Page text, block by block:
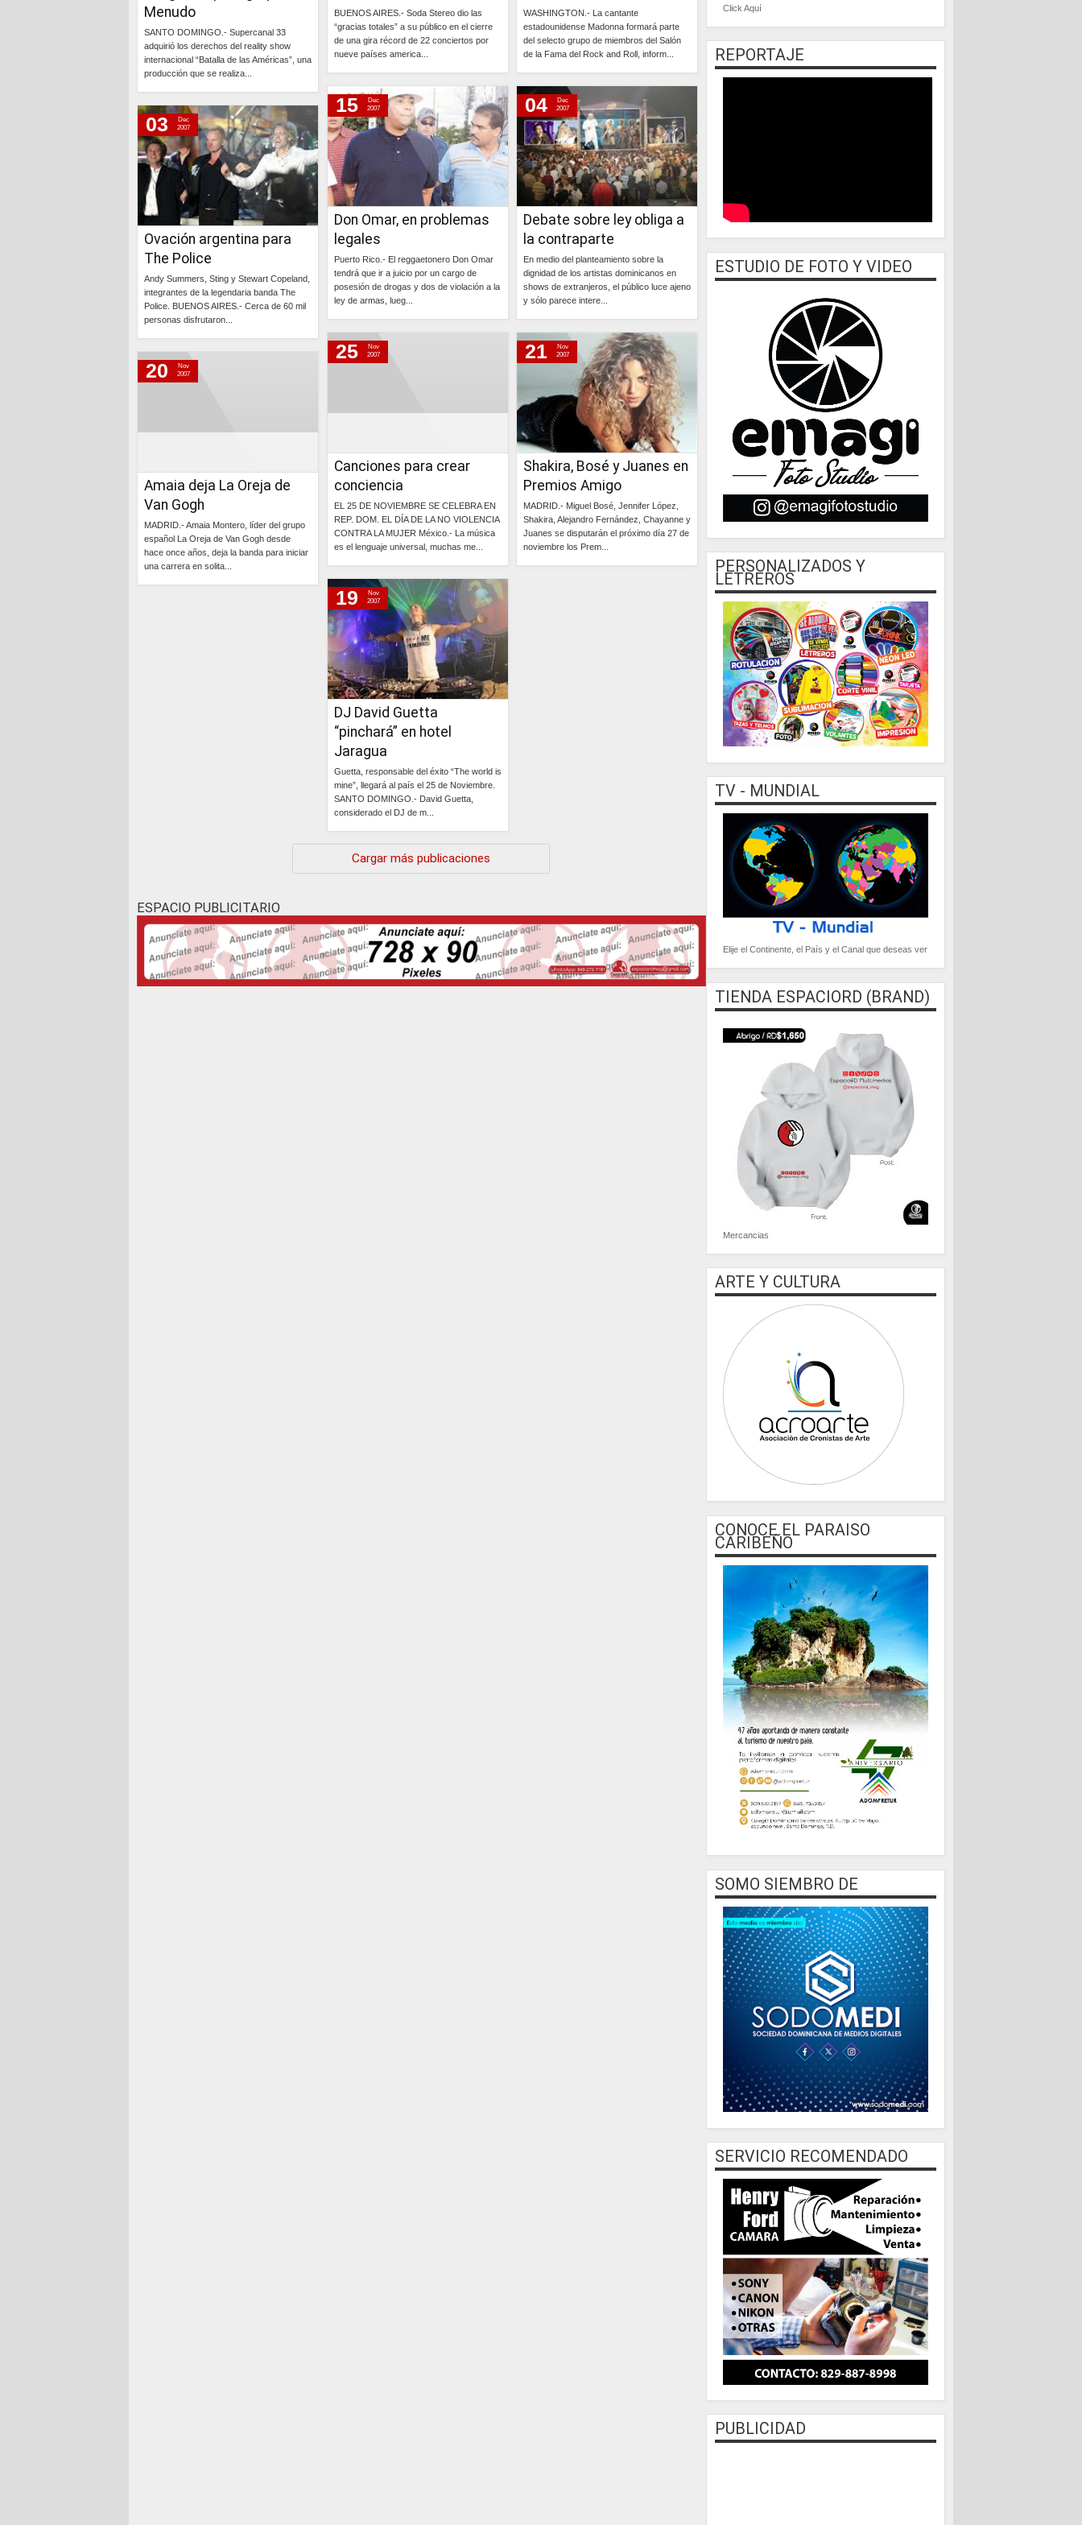
Menudo
SANTO DOMINGO.- Supercanal 33
adquirió los derechos del reality show
internacional “Batalla de las Américas”, una
producción que se realiza...
BUENOS AIRES.- Soda Stereo dio las
“gracias totales” a su público en el cierre
de una gira récord de 22 conciertos por
nueve países america...
WASHINGTON.- La cantante
estadounidense Madonna formará parte
del selecto grupo de miembros del Salón
de la Fama del Rock and Roll, inform...
Don Omar, en problemas
legales
Puerto Rico.- El reggaetonero Don Omar
tendrá que ir a juicio por un cargo de
posesión de drogas y dos de violación a la
ley de armas, lueg...
15
Dec
2007
Debate sobre ley obliga a
la contraparte
En medio del planteamiento sobre la
dignidad de los artistas dominicanos en
shows de extranjeros, el público luce ajeno
y sólo parece intere...
04
Dec
2007
Ovación argentina para
The Police
Andy Summers, Sting y Stewart Copeland,
integrantes de la legendaria banda The
Police. BUENOS AIRES.- Cerca de 60 mil
personas disfrutaron...
03
Dec
2007
Canciones para crear
conciencia
EL 25 DE NOVIEMBRE SE CELEBRA EN
REP. DOM. EL DÍA DE LA NO VIOLENCIA
CONTRA LA MUJER México.- La música
es el lenguaje universal, muchas me...
25
Nov
2007
Shakira, Bosé y Juanes en
Premios Amigo
MADRID.- Miguel Bosé, Jennifer López,
Shakira, Alejandro Fernández, Chayanne y
Juanes se disputarán el próximo día 27 de
noviembre los Prem...
21
Nov
2007
martes, 20 de noviembre de 2007
Amaia deja La Oreja de
Van Gogh
MADRID.- Amaia Montero, líder del grupo
español La Oreja de Van Gogh desde
hace once años, deja la banda para iniciar
una carrera en solita...
20
Nov
2007
lunes, 19 de noviembre de 2007
DJ David Guetta
“pinchará” en hotel
Jaragua
Guetta, responsable del éxito “The world is
mine”, llegará al país el 25 de Noviembre.
SANTO DOMINGO.- David Guetta,
considerado el DJ de m...
19
Nov
2007
Cargar más publicaciones
ESPACIO PUBLICITARIO
Click Aquí
REPORTAJE
ESTUDIO DE FOTO Y VIDEO
PERSONALIZADOS Y
LETREROS
TV - MUNDIAL
Elije el Continente, el País y el Canal que deseas ver
TIENDA ESPACIORD (BRAND)
Mercancias
ARTE Y CULTURA
CONOCE EL PARAISO
CARIBEÑO
SOMO SIEMBRO DE
SERVICIO RECOMENDADO
PUBLICIDAD